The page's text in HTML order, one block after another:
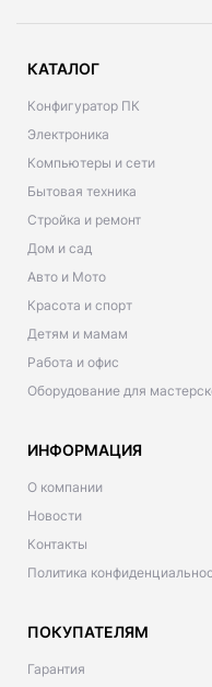
КАТАЛОГ
Конфигуратор ПК
Электроника
Компьютеры и сети
Бытовая техника
Стройка и ремонт
Дом и сад
Авто и Мото
Красота и спорт
Детям и мамам
Работа и офис
Оборудование для
ИНФОРМАЦИЯ
О компании
Новости
Контакты
Политика
ПОКУПАТЕЛЯМ
Гарантия